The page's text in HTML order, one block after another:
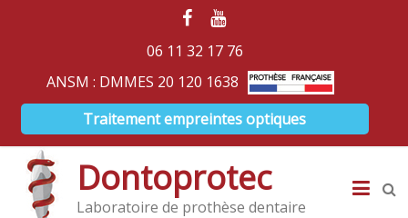
06 11 32 17 76
ANSM : DMMES 20 120 1638
Traitement empreintes optiques
Dontoprotec
Laboratoire de prothèse dentaire